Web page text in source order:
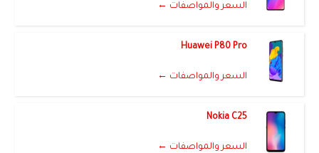
السعر والمواصفات ←
Huawei P80 Pro
السعر والمواصفات ←
Nokia C25
السعر والمواصفات ←